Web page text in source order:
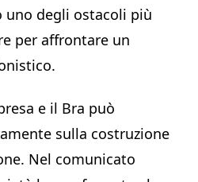
uno degli ostacoli più
per affrontare un
e il Bra può
sulla costruzione
Nel comunicato